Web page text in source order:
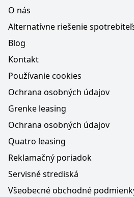
O nás
Alternatívne riešenie
Blog
Kontakt
Používanie cookies
Ochrana osobných údajov
Grenke leasing
Ochrana osobných údajov
Quatro leasing
Reklamačný poriadok
Servisné strediská
Všeobecné obchodné